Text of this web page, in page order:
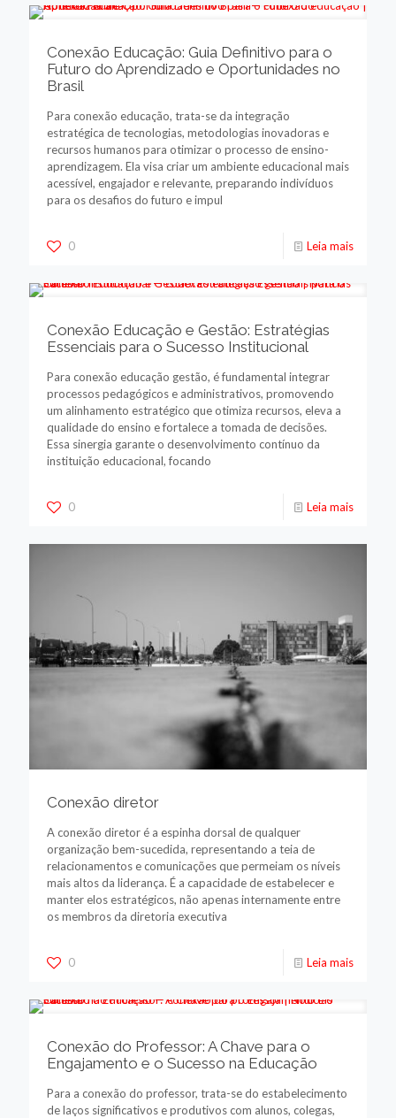
Conexão Educação: Guia Definitivo para o
Futuro do Aprendizado e Oportunidades no
Brasil
Para conexão educação, trata-se da integração
estratégica de tecnologias, metodologias inovadoras e
recursos humanos para otimizar o processo de ensino-
aprendizagem. Ela visa criar um ambiente educacional mais
acessível, engajador e relevante, preparando indivíduos
para os desafios do futuro e impul
0 Leia mais
Conexão Educação e Gestão: Estratégias
Essenciais para o Sucesso Institucional
Para conexão educação gestão, é fundamental integrar
processos pedagógicos e administrativos, promovendo
um alinhamento estratégico que otimiza recursos, eleva a
qualidade do ensino e fortalece a tomada de decisões.
Essa sinergia garante o desenvolvimento contínuo da
instituição educacional, focando
0 Leia mais
Conexão diretor
A conexão diretor é a espinha dorsal de qualquer
organização bem-sucedida, representando a teia de
relacionamentos e comunicações que permeiam os níveis
mais altos da liderança. É a capacidade de estabelecer e
manter elos estratégicos, não apenas internamente entre
os membros da diretoria executiva
0 Leia mais
Conexão do Professor: A Chave para o
Engajamento e o Sucesso na Educação
Para a conexão do professor, trata-se do estabelecimento
de laços significativos e produtivos com alunos, colegas,